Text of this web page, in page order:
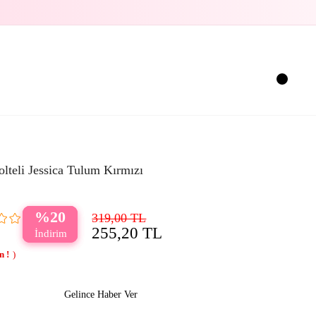
Jessica Tulum Kırmızı
20 319,00 TL
255,20 TL
Gelince Haber Ver